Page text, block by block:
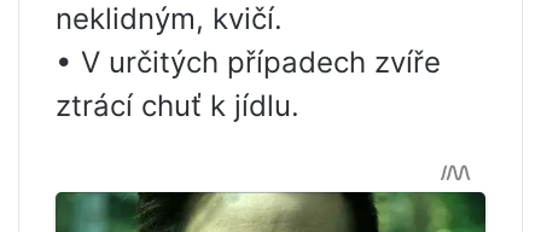
neklidným, kvičí.
• V určitých případech zvíře
ztrácí chuť k jídlu.